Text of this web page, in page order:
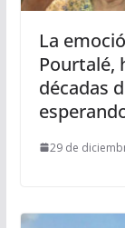
La
Pourtalé,
décadas
29 de